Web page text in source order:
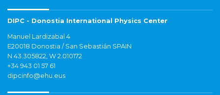
DIPC - Donostia International Physics Center
Manuel Lardizabal 4
E20018 Donostia / San Sebastián SPAIN
N 43.305822, W 2.010172
+34 943 01 57 61
dipcinfo@ehu.eus